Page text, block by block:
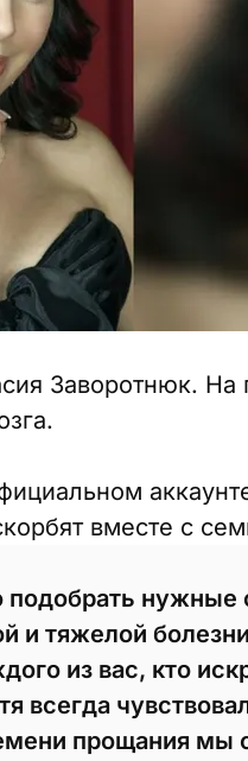
Заворотнюк. На
вместе с
нужные
и тяжелой
из вас, кто
всегда
прощания мы